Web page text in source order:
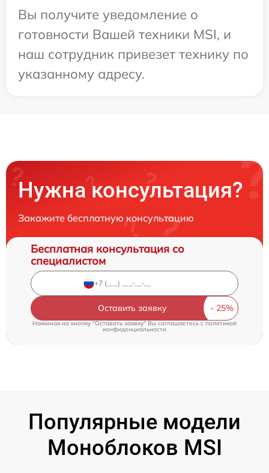
Вы получите уведомление о
готовности Вашей техники MSI, и
наш сотрудник привезет технику по
указанному адресу.
Нужна консультация?
Закажите бесплатную консультацию
Бесплатная консультация со
специалистом
Оставить заявку
Нажимая на кнопку "Оставить заявку" Вы соглашаетесь cполитикой
конфиденциальности
Популярные модели
Моноблоков MSI